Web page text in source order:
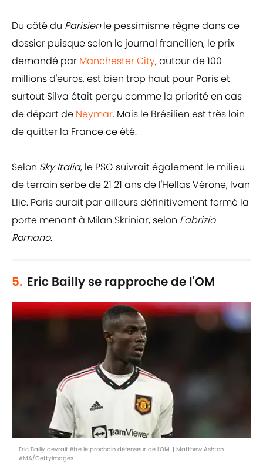
Du côté du Parisienle pessimisme règne dans ce
dossier puisque selon le journal francilien, le prix
demandé par Manchester City, autour de 100
millions d'euros, est bien trop haut pour Paris et
surtout Silva était perçu comme la priorité en cas
de départ de Neymar. Mais le Brésilien est très loin
de quitter la France ce été.
Selon Sky Italia, le PSG suivrait également le milieu
de terrain serbe de 21 21 ans de l'Hellas Vérone, Ivan
Llic. Paris aurait par ailleurs définitivement fermé la
porte menant à Milan Skriniar, selon Fabrizio
Romano.
5. Eric Bailly se rapproche de l'OM
Eric Bailly devrait être le prochain défenseur de l'OM. | Matthew Ashton -
AMA/GettyImages